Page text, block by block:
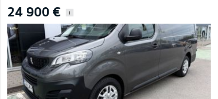
24 900 € i